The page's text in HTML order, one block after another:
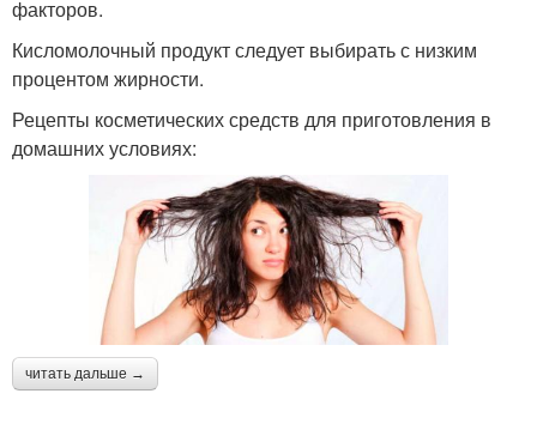
факторов.
Кисломолочный продукт следует выбирать с низким
процентом жирности.
Рецепты косметических средств для приготовления в
домашних условиях:
читать дальше →